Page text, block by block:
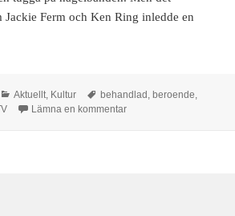
Jackie Ferm och Ken Ring inledde en
Kategorier
Aktuellt, Kultur Taggar
behandlad , beroende,
Lämna en kommentartill Det finaste.